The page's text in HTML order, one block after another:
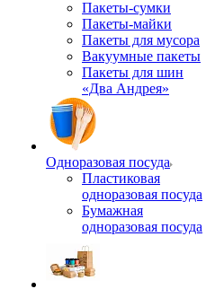
Пакеты-сумки
Пакеты-майки
Пакеты для мусора
Вакуумные пакеты
Пакеты для шин
«Два Андрея»
Одноразовая посуда
Пластиковая
одноразовая посуда
Бумажная
одноразовая посуда